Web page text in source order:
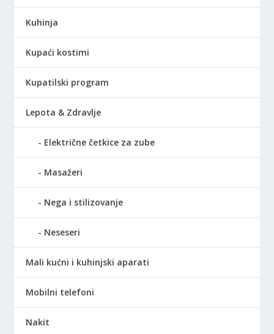
Kuhinja
Kupaći kostimi
Kupatilski program
Lepota & Zdravlje
Električne četkice za zube
Masažeri
Nega i stilizovanje
Neseseri
Mali kućni i kuhinjski aparati
Mobilni telefoni
Nakit